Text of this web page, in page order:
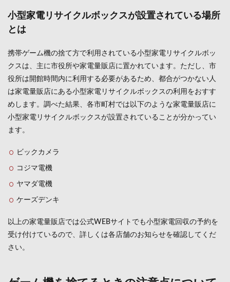
小型家電リサイクルボックスが設置されている場所
とは
携帯ゲーム機の捨て方で利用されている小型家電リサイクルボッ
クスは、主に市役所や家電量販店に置かれています。ただし、市
役所は開館時間内に利用する必要があるため、都合がつかない人
は家電量販店にある小型家電リサイクルボックスの利用をおすす
めします。調べた結果、各市町村では以下のような家電量販店に
小型家電リサイクルボックスが設置されていることが分かってい
ます。
ビックカメラ
コジマ電機
ヤマダ電機
ケーズデンキ
以上の家電量販店では公式WEBサイトでも小型家電回収の予約を
受け付けているので、詳しくは各店舗のお知らせを確認してくだ
さい。